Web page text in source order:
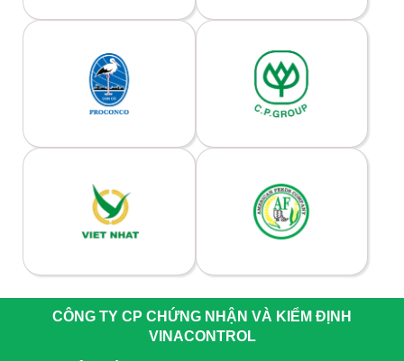
CÔNG TY CP CHỨNG NHẬN VÀ KIỂM ĐỊNH
VINACONTROL